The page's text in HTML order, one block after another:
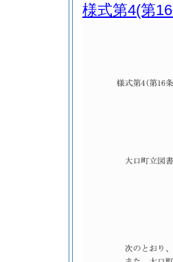
様式第4(第